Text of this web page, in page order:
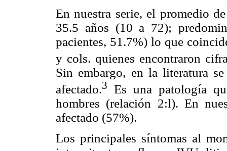
En nuestra serie, el promedio
35.5 años (10 a 72);
pacientes, 51.7%) lo que
y cols. quienes encontraron
Sin embargo, en la literatura
afectado.3
Es una patología
hombres (relación 2:l). En
afectado (57%).
Los principales síntomas al